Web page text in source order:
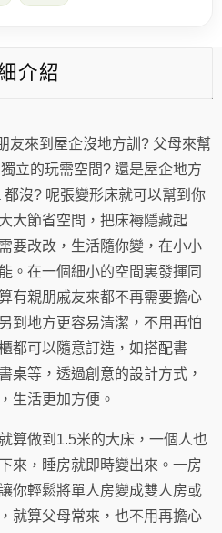
介紹
友來到屋企沒地方訓? 父母來幫
立的玩需空間? 還是屋企地方
沒? 呢張變形床就可以幫到你
大節省空間，把床褥隱藏起
要改改，生活隨你變，在小小
。在一個細小的空間裏發揮同
有親朋戚友來都不再需要擔心
到地方更容易清潔，不用再怕
都可以隨意訂造，如搭配書
桌等，透過創意的設計方式，
生活更加方便。
算做到1.5米的大床，一個人也
來，睡房就即時變出來。一房
你輕鬆將單人房變成雙人房或
就算父母常來，也不用再擔心